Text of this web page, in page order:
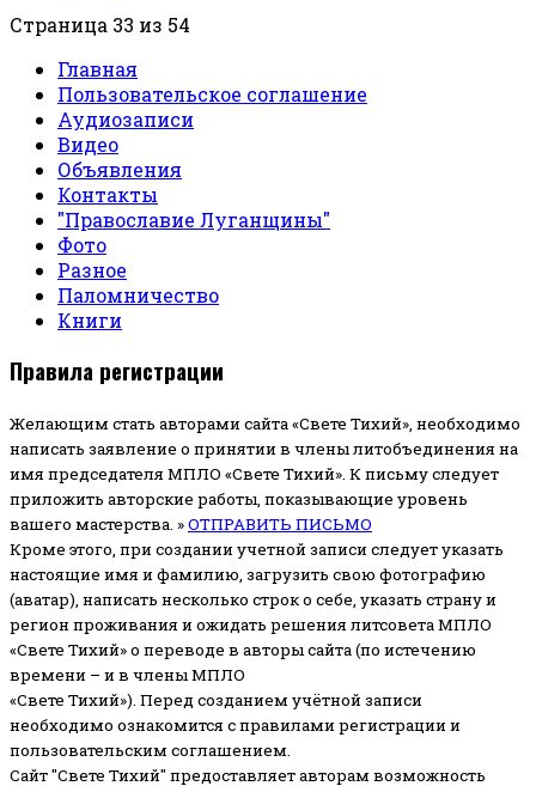
Страница 33 из 54
Главная
Пользовательское соглашение
Аудиозаписи
Видео
Объявления
Контакты
"Православие Луганщины"
Фото
Разное
Паломничество
Книги
Правила регистрации
Желающим стать авторами сайта «Свете Тихий», необходимо
написать заявление о принятии в члены литобъединения на
имя председателя МПЛО «Свете Тихий». К письму следует
приложить авторские работы, показывающие уровень
вашего мастерства. »ОТПРАВИТЬ ПИСЬМО
Кроме этого, при создании учетной записи следует указать
настоящие имя и фамилию, загрузить свою фотографию
(аватар), написать несколько строк о себе, указать страну и
регион проживания и ожидать решения литсовета МПЛО
«Свете Тихий» о переводе в авторы сайта (по истечению
времени – и в члены МПЛО
«Свете Тихий»). Перед созданием учётной записи
необходимо ознакомится с правилами регистрации и
пользовательским соглашением.
Сайт "Свете Тихий" предоставляет авторам возможность